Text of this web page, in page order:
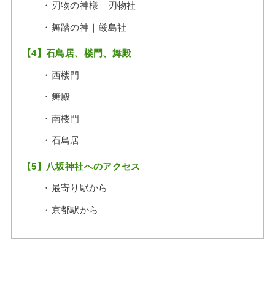
・刃物の神様｜刃物社
・舞踏の神｜厳島社
【4】石鳥居、楼門、舞殿
・西楼門
・舞殿
・南楼門
・石鳥居
【5】八坂神社へのアクセス
・最寄り駅から
・京都駅から